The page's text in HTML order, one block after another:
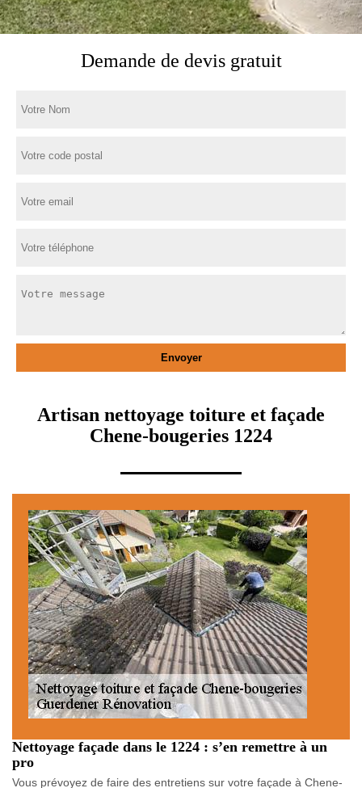
Demande de devis gratuit
Artisan nettoyage toiture et façade
Chene-bougeries 1224
Nettoyage façade dans le 1224 : s’en remettre à un
pro
Vous prévoyez de faire des entretiens sur votre façade à Chene-